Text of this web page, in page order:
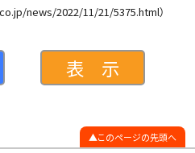
news/2022/11/21/5375.html）
表 示
このページの先頭へ